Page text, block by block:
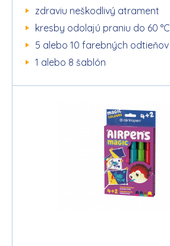
zdraviu neškodlivý atrament
kresby odolajú praniu do 60 °C
5 alebo 10 farebných odtieňov
1 alebo 8 šablón